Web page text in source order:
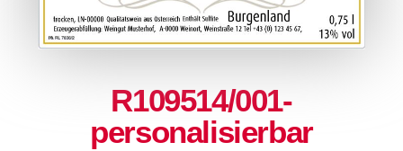
R109514/001-
personalisierbar